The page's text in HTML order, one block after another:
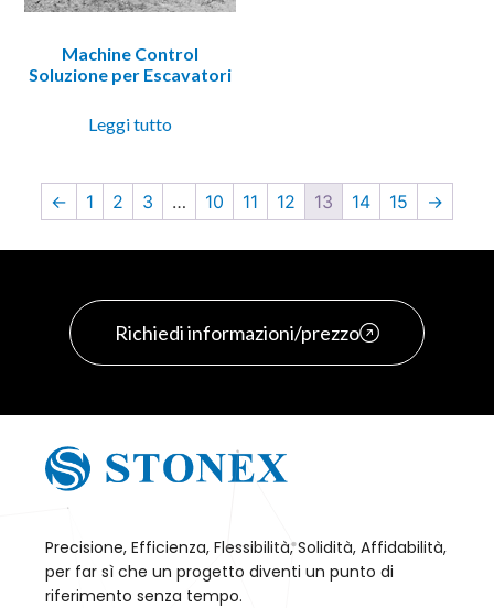
Machine Control
Soluzione per Escavatori
Leggi tutto
← 1 2 3 … 10 11 12 13 14 15 →
Richiedi informazioni/prezzo
Precisione, Efficienza, Flessibilità, Solidità, Affidabilità,
per far sì che un progetto diventi un punto di
riferimento senza tempo.